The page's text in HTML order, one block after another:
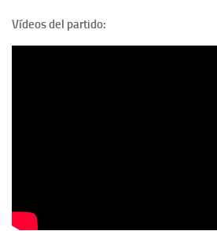
Vídeos del partido: